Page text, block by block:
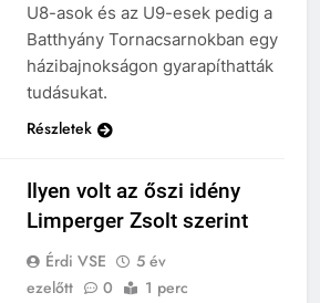
U8-asok és az U9-esek pedig a
Batthyány Tornacsarnokban egy
házibajnokságon gyarapíthatták
tudásukat.
Részletek
Ilyen volt az őszi idény
Limperger Zsolt szerint
Érdi VSE
5 év
ezelőtt
0 1 perc